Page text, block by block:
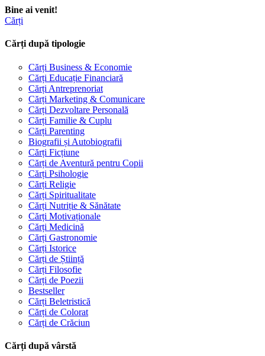
Bine ai venit!
Cărți
Cărți după tipologie
Cărți Business & Economie
Cărți Educație Financiară
Cărți Antreprenoriat
Cărți Marketing & Comunicare
Cărți Dezvoltare Personală
Cărți Familie & Cuplu
Cărți Parenting
Biografii și Autobiografii
Cărți Ficțiune
Cărți de Aventură pentru Copii
Cărți Psihologie
Cărți Religie
Cărți Spiritualitate
Cărți Nutriție & Sănătate
Cărți Motivaționale
Cărți Medicină
Cărți Gastronomie
Cărți Istorice
Cărți de Știință
Cărți Filosofie
Cărți de Poezii
Bestseller
Cărți Beletristică
Cărți de Colorat
Cărți de Crăciun
Cărți după vârstă